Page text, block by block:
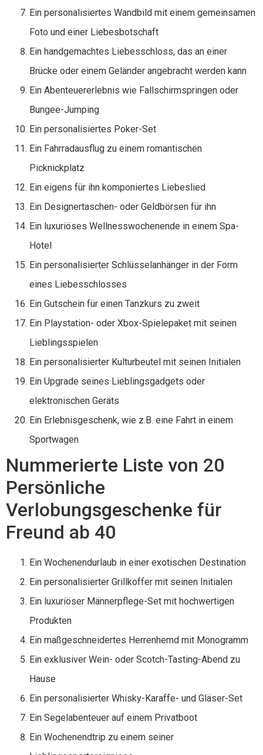
Ein personalisiertes Wandbild mit einem gemeinsamen
Foto und einer Liebesbotschaft
Ein handgemachtes Liebesschloss, das an einer
Brücke oder einem Geländer angebracht werden kann
Ein Abenteuererlebnis wie Fallschirmspringen oder
Bungee-Jumping
Ein personalisiertes Poker-Set
Ein Fahrradausflug zu einem romantischen
Picknickplatz
Ein eigens für ihn komponiertes Liebeslied
Ein Designertaschen- oder Geldbörsen für ihn
Ein luxuriöses Wellnesswochenende in einem Spa-
Hotel
Ein personalisierter Schlüsselanhänger in der Form
eines Liebesschlosses
Ein Gutschein für einen Tanzkurs zu zweit
Ein Playstation- oder Xbox-Spielepaket mit seinen
Lieblingsspielen
Ein personalisierter Kulturbeutel mit seinen Initialen
Ein Upgrade seines Lieblingsgadgets oder
elektronischen Geräts
Ein Erlebnisgeschenk, wie z.B. eine Fahrt in einem
Sportwagen
Nummerierte Liste von 20
Persönliche
Verlobungsgeschenke für
Freund ab 40
Ein Wochenendurlaub in einer exotischen Destination
Ein personalisierter Grillkoffer mit seinen Initialen
Ein luxuriöser Männerpflege-Set mit hochwertigen
Produkten
Ein maßgeschneidertes Herrenhemd mit Monogramm
Ein exklusiver Wein- oder Scotch-Tasting-Abend zu
Hause
Ein personalisierter Whisky-Karaffe- und Gläser-Set
Ein Segelabenteuer auf einem Privatboot
Ein Wochenendtrip zu einem seiner